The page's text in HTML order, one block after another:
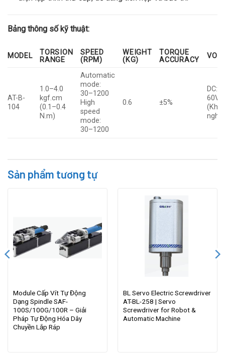
Bảng thông số kỹ thuật:
MODEL
TORSION
RANGE
SPEED
(RPM)
WEIGHT
(KG)
TORQUE
ACCURACY
AT-B-
104
1.0–4.0
kgf.cm
(0.1–0.4
N.m)
Automatic
mode:
30–1200
High
speed
mode:
30–1200
0.6 ±5%
DC:
60V
nghị:
Sản phẩm tương tự
Module Cấp Vít Tự Động
Dạng Spindle SAF-
100S/100G/100R – Giải
Pháp Tự Động Hóa Dây
Chuyền Lắp Ráp
BL Servo Electric Screwdriver
AT-BL-258 | Servo
Screwdriver for Robot &
Automatic Machine